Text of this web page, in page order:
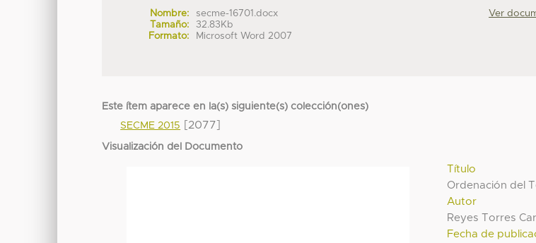
Nombre:
secme-16701.docx
Tamaño:
32.83Kb
Formato:
Microsoft Word 2007
Ver
Este ítem aparece en la(s) siguiente(s) colección(ones)
SECME 2015
[2077]
Visualización del Documento
Título
Ordenación del
Autor
Reyes Torres
Fecha de